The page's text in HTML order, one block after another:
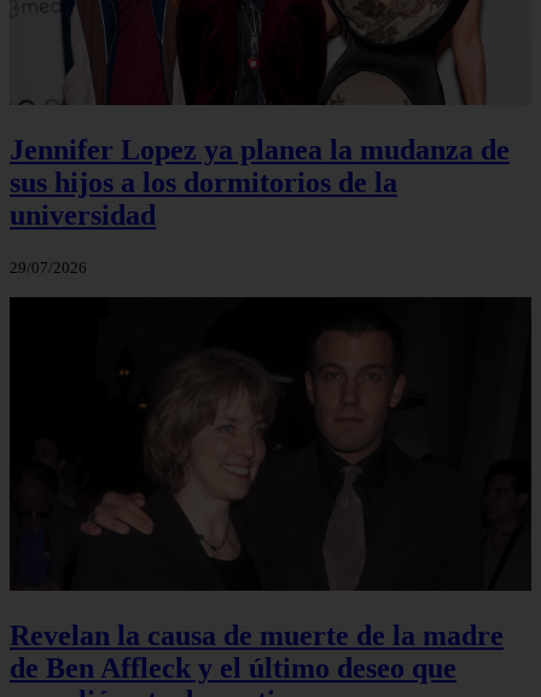
Jennifer Lopez ya planea la mudanza de
sus hijos a los dormitorios de la
universidad
29/07/2026
Revelan la causa de muerte de la madre
de Ben Affleck y el último deseo que